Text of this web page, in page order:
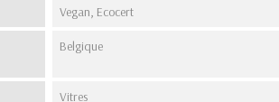
Vegan, Ecocert
Belgique
Vitres